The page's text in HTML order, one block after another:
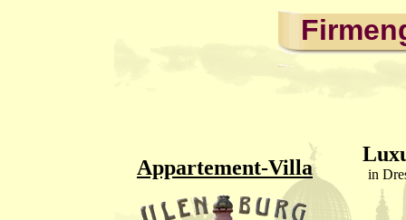
Appartement-Villa in